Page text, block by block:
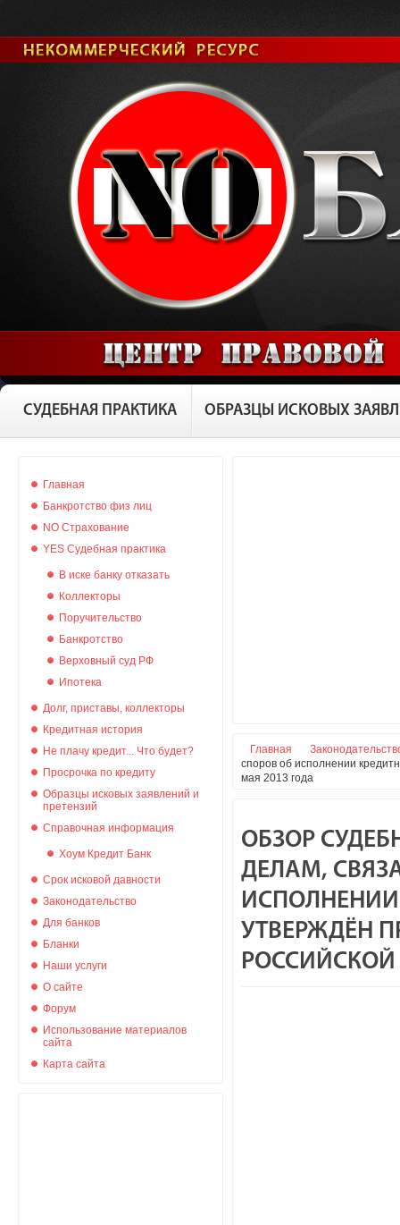
СУДЕБНАЯ ПРАКТИКА ОБРАЗЦЫ ИСКОВЫХ
Главная
Банкротство физ лиц
NO Страхование
YES Судебная практика
В иске банку отказать
Коллекторы
Поручительство
Банкротство
Верховный суд РФ
Ипотека
Долг, приставы, коллекторы
Кредитная история
Не плачу кредит... Что будет?
Просрочка по кредиту
Образцы исковых заявлений и
претензий
Справочная информация
Хоум Кредит Банк
Срок исковой давности
Законодательство
Для банков
Бланки
Наши услуги
О сайте
Форум
Использование материалов
сайта
Карта сайта
Главная
споров об исполнении
мая 2013 года
ОБЗОР
ДЕЛАМ,
ИСПОЛНЕНИИ
УТВЕРЖДЁН
РОССИЙСКОЙ